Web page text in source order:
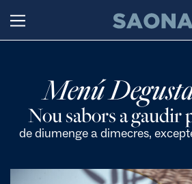
Grupo Saona
Menú
Nou sabors a gaudir
de diumenge a dimecres,